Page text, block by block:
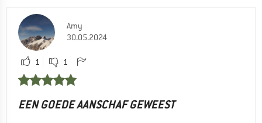
Amy
30.05.2024
1 1
EEN GOEDE AANSCHAF GEWEEST